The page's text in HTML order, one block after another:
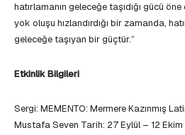
hatırlamanın geleceğe taşıdığı gücü öne
yok oluşu hızlandırdığı bir zamanda,
geleceğe taşıyan bir güçtür.”
Etkinlik Bilgileri
Sergi: MEMENTO: Mermere Kazınmış
Mustafa Seven Tarih: 27 Eylül – 12